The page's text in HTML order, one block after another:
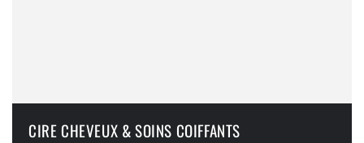
CIRE CHEVEUX & SOINS COIFFANTS